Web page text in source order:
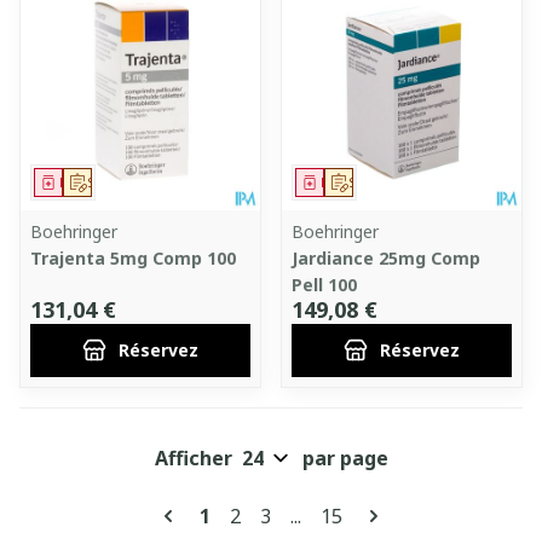
Sur prescription
Médicament
Boehringer
Trajenta 5mg Comp 100
131,04 €
Réservez
Sur prescription
Médicament
Boehringer
Jardiance 25mg Comp
Pell 100
149,08 €
Réservez
Pages
Vous lisez actuellement la page
1 Page
2 Page
3 ... Page
15
Afficher par page